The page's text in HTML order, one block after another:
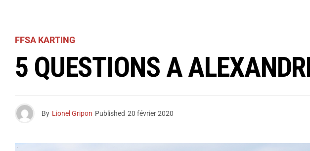
FFSA KARTING
5 QUESTIONS A
By Lionel Gripon Published 20 février 2020